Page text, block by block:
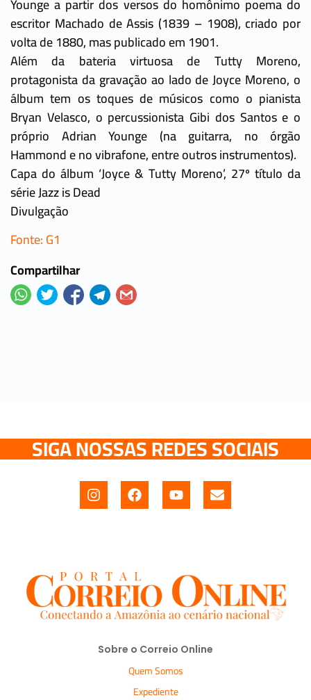
escritor Machado de Assis (1839 – 1908), criado por
volta de 1880, mas publicado em 1901.
Além da bateria virtuosa de Tutty Moreno,
protagonista da gravação ao lado de Joyce Moreno, o
álbum tem os toques de músicos como o pianista
Bryan Velasco, o percussionista Gibi dos Santos e o
próprio Adrian Younge (na guitarra, no órgão
Hammond e no vibrafone, entre outros instrumentos).
Capa do álbum ‘Joyce & Tutty Moreno’, 27º título da
série Jazz is Dead
Divulgação
Fonte: G1
Compartilhar
SIGA NOSSAS REDES SOCIAIS
Sobre o Correio Online
Quem Somos
Expediente